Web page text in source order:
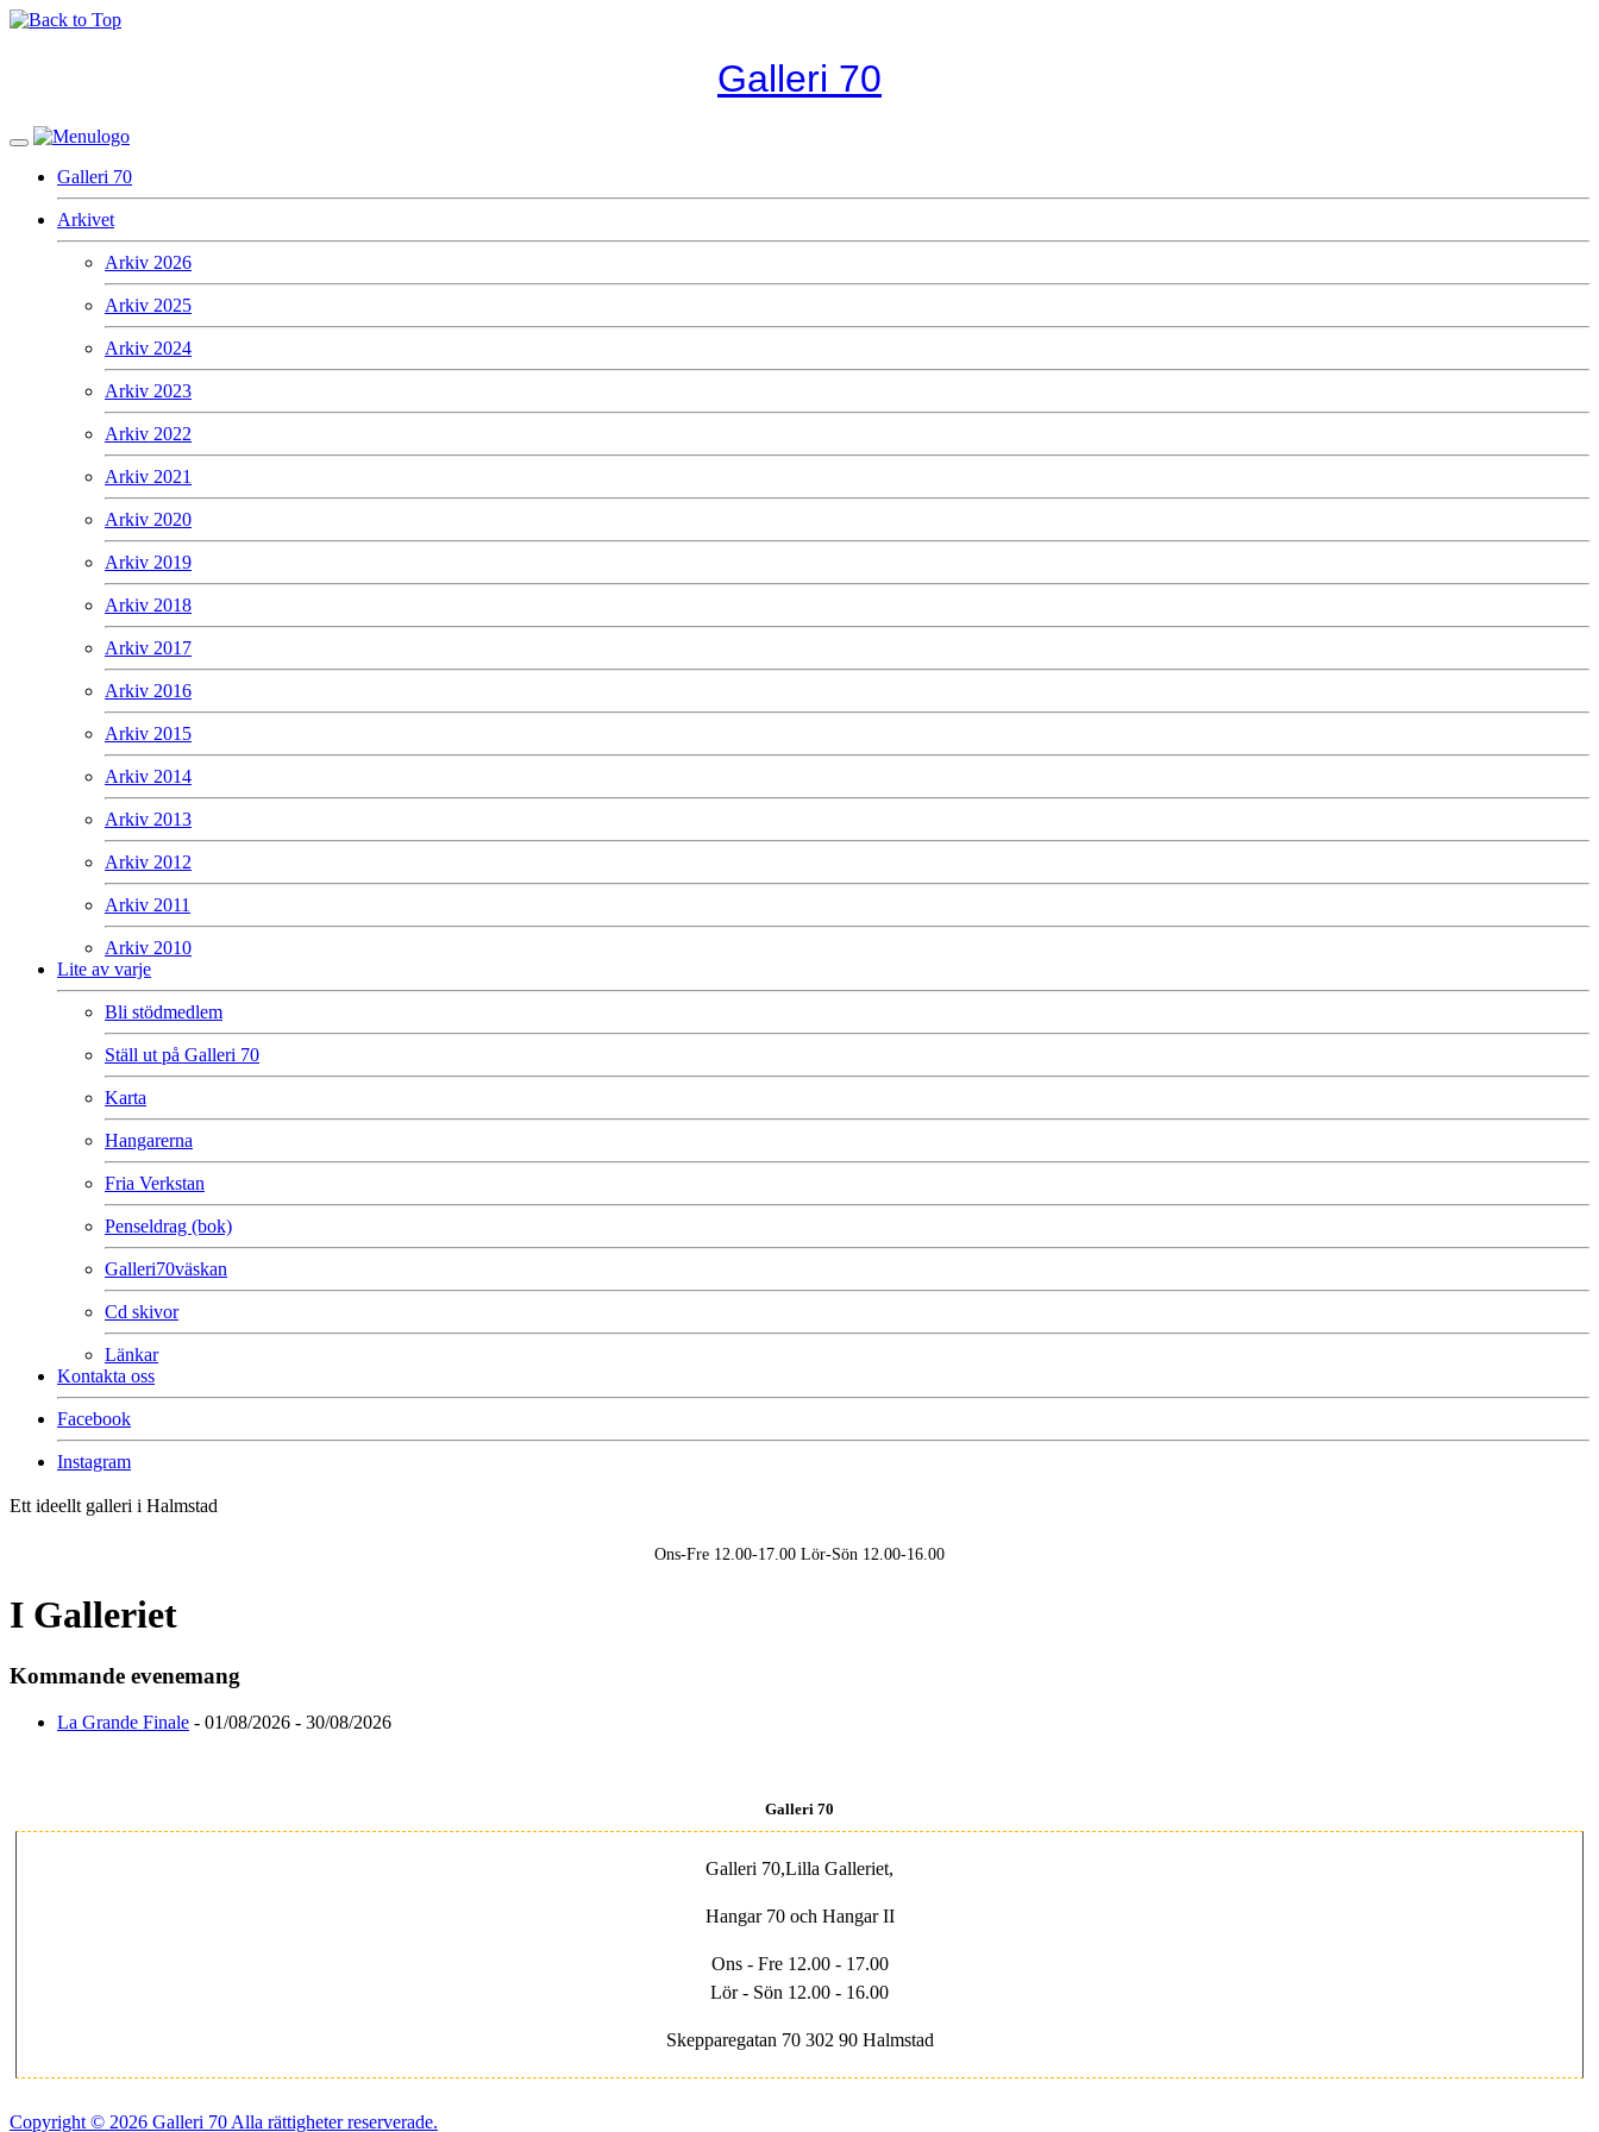
Galleri 70
Galleri 70
Arkivet
Arkiv 2026
Arkiv 2025
Arkiv 2024
Arkiv 2023
Arkiv 2022
Arkiv 2021
Arkiv 2020
Arkiv 2019
Arkiv 2018
Arkiv 2017
Arkiv 2016
Arkiv 2015
Arkiv 2014
Arkiv 2013
Arkiv 2012
Arkiv 2011
Arkiv 2010
Lite av varje
Bli stödmedlem
Ställ ut på Galleri 70
Karta
Hangarerna
Fria Verkstan
Penseldrag (bok)
Galleri70väskan
Cd skivor
Länkar
Kontakta oss
Facebook
Instagram
Ett ideellt galleri i Halmstad
Ons-Fre 12.00-17.00 Lör-Sön 12.00-16.00
I Galleriet
Kommande evenemang
La Grande Finale - 01/08/2026 - 30/08/2026
Galleri 70
Galleri 70,Lilla Galleriet,
Hangar 70 och Hangar II
Ons - Fre 12.00 - 17.00
Lör - Sön 12.00 - 16.00
Skepparegatan 70 302 90 Halmstad
Copyright © 2026 Galleri 70 Alla rättigheter reserverade.